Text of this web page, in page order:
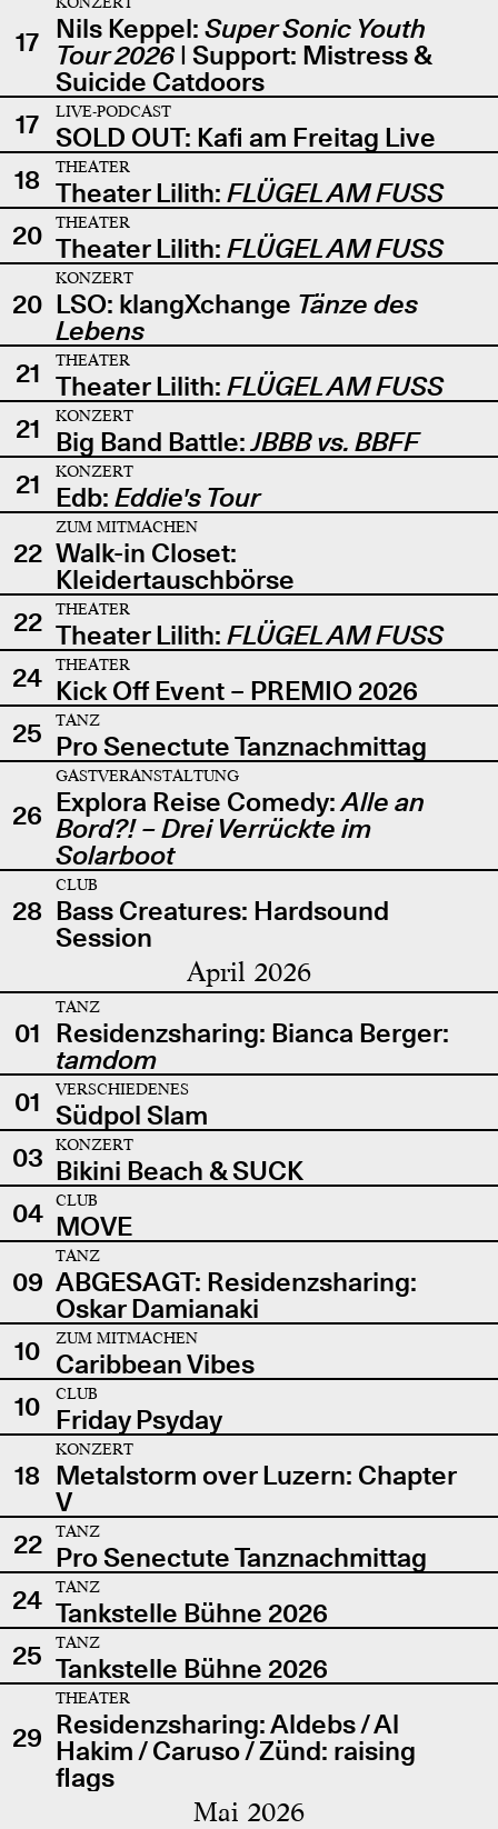
17 Nils Keppel: Super Sonic Youth
Tour 2026| Support: Mistress &
Suicide Catdoors
17
LIVE-PODCAST
SOLD OUT: Kafi am Freitag Live
18
THEATER
Theater Lilith: FLÜGEL AM FUSS
20
THEATER
Theater Lilith: FLÜGEL AM FUSS
20
KONZERT
LSO: klangXchange Tänze des
Lebens
21
THEATER
Theater Lilith: FLÜGEL AM FUSS
21
KONZERT
Big Band Battle:JBBB vs. BBFF
21
KONZERT
Edb: Eddie's Tour
22
ZUM MITMACHEN
Walk-in Closet:
Kleidertauschbörse
22
THEATER
Theater Lilith: FLÜGEL AM FUSS
24
THEATER
Kick Off Event – PREMIO 2026
25
TANZ
Pro Senectute Tanznachmittag
26
GASTVERANSTALTUNG
Explora Reise Comedy:Alle an
Bord?! – Drei Verrückte im
Solarboot
28
CLUB
Bass Creatures: Hardsound
Session
April 2026
01
TANZ
Residenzsharing: Bianca Berger:
tamdom
01
VERSCHIEDENES
Südpol Slam
03
KONZERT
Bikini Beach & SUCK
04
CLUB
MOVE
09
TANZ
ABGESAGT: Residenzsharing:
Oskar Damianaki
10
ZUM MITMACHEN
Caribbean Vibes
10
CLUB
Friday Psyday
18
KONZERT
Metalstorm over Luzern: Chapter
V
22
TANZ
Pro Senectute Tanznachmittag
24
TANZ
Tankstelle Bühne 2026
25
TANZ
Tankstelle Bühne 2026
29
THEATER
Residenzsharing: Aldebs / Al
Hakim / Caruso / Zünd: raising
flags
Mai 2026